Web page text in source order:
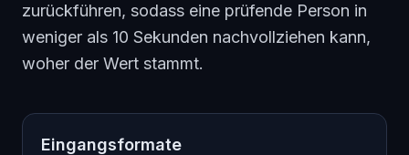
zurückführen, sodass eine prüfende Person in
weniger als 10 Sekunden nachvollziehen kann,
woher der Wert stammt.
Eingangsformate